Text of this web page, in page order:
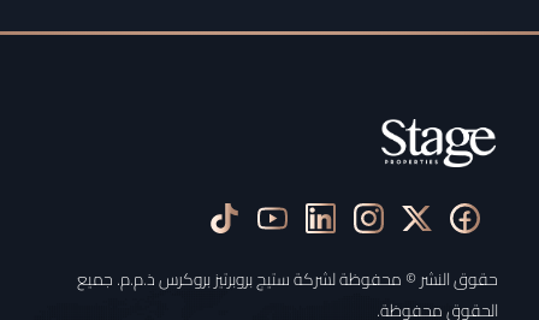
حقوق النشر © محفوظة لشركة ستيج بروبرتيز بروكرس ذ.م.م. جميع
الحقوق محفوظة.